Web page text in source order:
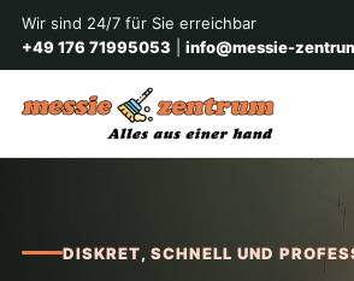
Wir sind 24/7 für Sie erreichbar
+49 176 71995053
info@messie-
DISKRET, SCHNELL UND